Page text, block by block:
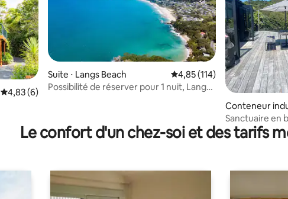
Évaluation moyenne sur la base de 6 commentaires : 4,83 sur 5
4,83 (6)
Suite ⋅ Langs Beach Évaluation moyenne sur la
4,85 (114)
Possibilité de réserver pour 1 nuit, Langs
Conteneur
Beach
Sanctuaire en
arbres
Le confort d'un chez-soi et des tarifs